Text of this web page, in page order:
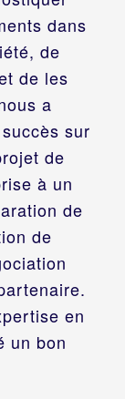
dans
de
de les
a
sur
de
à un
de
de
en
un bon